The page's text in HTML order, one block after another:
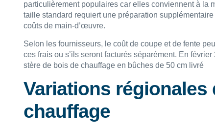
particulièrement populaires car elles conviennent à la
taille standard requiert une préparation
coûts de main-d’œuvre.
Selon les fournisseurs, le coût de coupe et de fente
ces frais ou s’ils seront facturés séparément. En
stère de bois de chauffage en bûches de 50 cm livré
Variations
chauffage